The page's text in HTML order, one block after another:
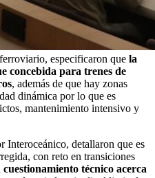
especificaron que la
concebida para trenes de
, además de que hay zonas
dinámica por lo que es
mantenimiento intensivo y
Interoceánico, detallaron que es
con reto en transiciones
cuestionamiento técnico acerca